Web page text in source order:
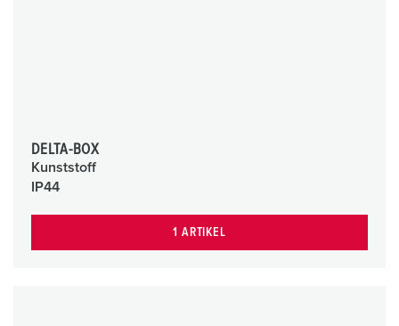
DELTA-BOX
Kunststoff
IP44
1 ARTIKEL